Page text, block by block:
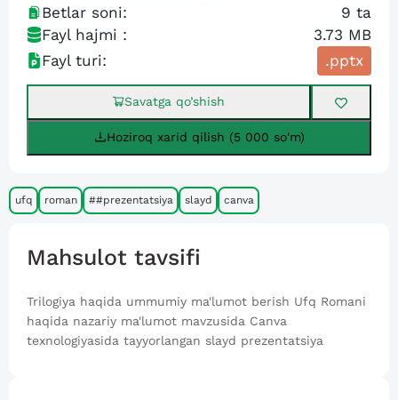
Betlar soni:
9 ta
Fayl hajmi :
3.73 MB
Fayl turi:
.pptx
Savatga qo’shish
Hoziroq xarid qilish (5 000 so'm)
ufq roman ##prezentatsiya slayd canva
Mahsulot tavsifi
Trilogiya haqida ummumiy ma'lumot berish Ufq Romani
haqida nazariy ma'lumot mavzusida Canva
texnologiyasida tayyorlangan slayd prezentatsiya